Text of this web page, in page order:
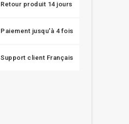
Retour produit 14 jours
Paiement jusqu'à 4 fois
Support client Français